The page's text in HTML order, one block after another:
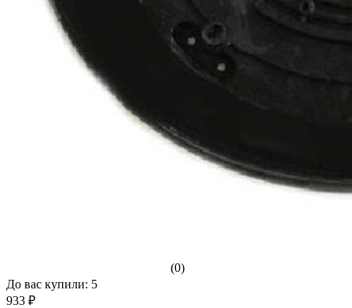
(0)
До вас купили: 5
933 ₽